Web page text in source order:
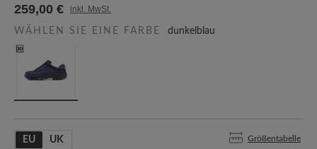
259,00 € inkl. MwSt.
WÄHLEN SIE EINE FARBE dunkelblau
EU UK Größentabelle